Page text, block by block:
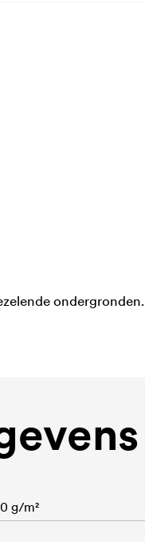
ondergronden.
g/m²